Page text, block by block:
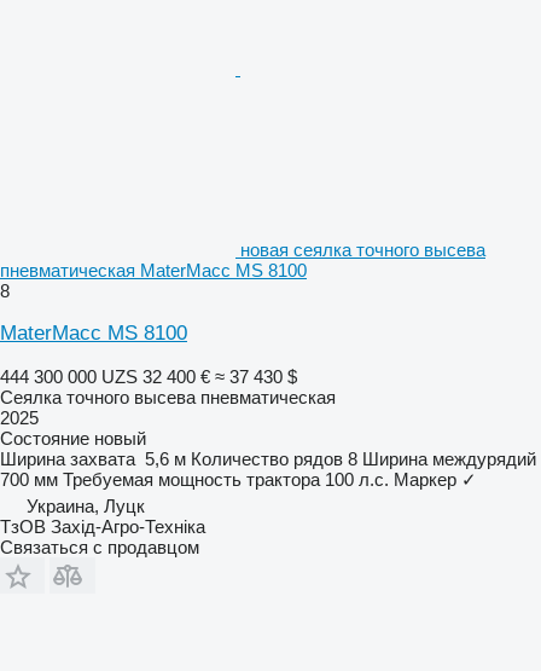
новая сеялка точного высева
пневматическая MaterMacc MS 8100
8
MaterMacc MS 8100
444 300 000 UZS 32 400 € ≈ 37 430 $
Сеялка точного высева пневматическая
2025
Состояние новый
Ширина захвата 5,6 м Количество рядов 8 Ширина междурядий
700 мм Требуемая мощность трактора 100 л.с. Маркер ✓
Украина, Луцк
ТзОВ Захід-Агро-Техніка
Связаться с продавцом